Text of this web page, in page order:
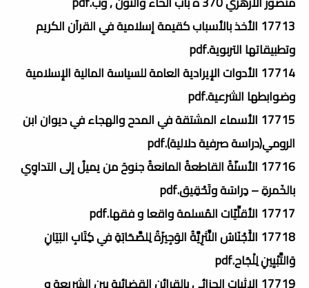
17713 الأخذ بالأسباب كقيمة إسلامية في القرآن الكريم
وتطبيقاتها التربوية.pdf
17714 الأدوات الإيرادية العامة للسياسة المالية الإسلامية
وضوابطها الشرعية.pdf
17715 الأسماء المشتقة في المدح والهجاء في ديوان ابن
الرومي(دراسة صرفية دلالية).pdf
17716 الأسنّةُ القاطعةُ المانعةُ جنوحَ من يميلُ إلى التداوِي
بالخَمرةِ – دِراسَة وتَحْقِيق.pdf
17717 الأقلِّيّات المُسلمة واقعا و فقها.pdf
17718 الأَجْنَاسُ النَّثرِيَّةُ الوَجِيزَةُ لِلصَّحَابَةِ في كِتَابِ البَيَانِ
وَالتَّبْيِينِ لِلْجَاح.pdf